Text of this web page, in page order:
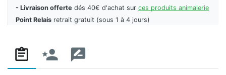
- Livraison offerte dés 40€ d'achat sur ces produits animalerie
Point Relais retrait gratuit (sous 1 à 4 jours)